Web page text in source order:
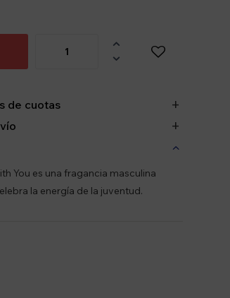


de cuotas
You es una fragancia masculina
la energía de la juventud.